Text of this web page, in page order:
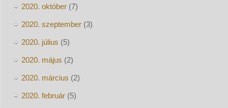
2020. október(7)
2020. szeptember(3)
2020. július (5)
2020. május (2)
2020. március (2)
2020. február(5)